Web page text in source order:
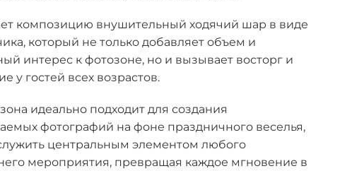
композицию внушительный ходячий шар в виде
который не только добавляет объем и
интерес к фотозоне, но и вызывает восторг и
у гостей всех возрастов.
идеально подходит для создания
фотографий на фоне праздничного веселья,
центральным элементом любого
мероприятия, превращая каждое мгновение в